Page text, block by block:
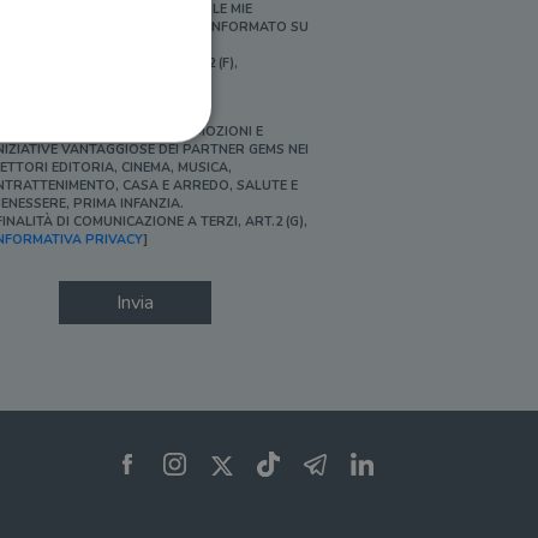
PERSONALIZZATE E IN LINEA CON LE MIE
ABITUDINI DI ACQUISTO, ESSERE INFORMATO SU
[FINALITÀ DI PROFILAZIONE, ART.2 (F),
SÌ, DESIDERO ACCEDERE A PROMOZIONI E
VANTAGGIOSE DEI PARTNER GEMS NEI
EDITORIA, CINEMA, MUSICA,
CASA E ARREDO, SALUTE E
PRIMA INFANZIA.
DI COMUNICAZIONE A TERZI, ART.2 (G),
PRIVACY]
Invia
dell'account. Il sito
per il dominio corrente.